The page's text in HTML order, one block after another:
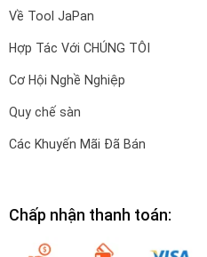
Về Tool JaPan
Hợp Tác Với CHÚNG TÔI
Cơ Hội Nghề Nghiệp
Quy chế sàn
Các Khuyến Mãi Đã Bán
Chấp nhận thanh toán: